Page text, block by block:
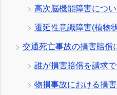
高次脳機能障害につい
遷延性意識障害(植物
交通死亡事故の損害賠償
誰が損害賠償を請求
物損事故における損